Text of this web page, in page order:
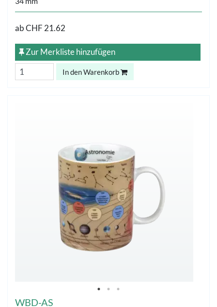
abCHF 21.62
Zur Merkliste hinzufügen
In den Warenkorb
WBD-AS